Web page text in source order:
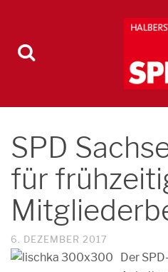
SPD
für
6. DEZEMBER 2017
Der